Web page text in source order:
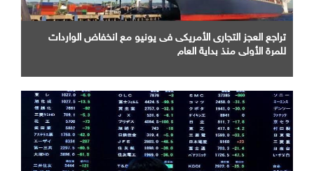
تراجع العجز التجارى الأمريكى فى يونيو مع انخفاض الواردات
للمرة الأولى منذ بداية العام